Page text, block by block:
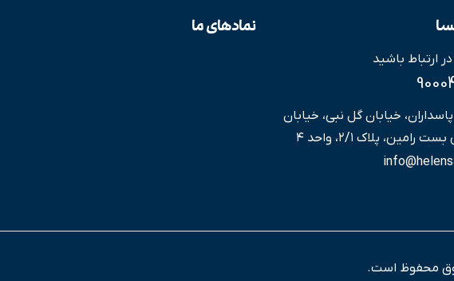
در ارتباط باشید
پاسداران، خیابان گل نبی، خیابان
پلاک ۲/۱، واحد ۴
نمادهای ما
محفوظ است.